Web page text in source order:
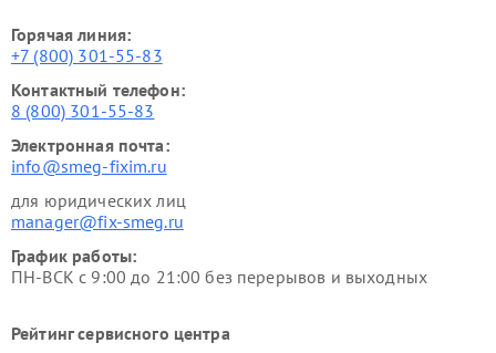
Горячая линия:
+7 (800) 301-55-83
Контактный телефон:
8 (800) 301-55-83
Электронная почта:
info@smeg-fixim.ru
для юридических лиц
manager@fix-smeg.ru
График работы:
ПН-ВСК с 9:00 до 21:00 без перерывов и выходных
Рейтинг сервисного центра